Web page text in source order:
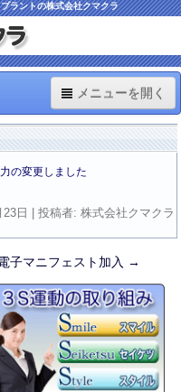
ラントの株式会社クマクラ
メニューを開く
の変更しました
日 投稿者: 株式会社クマクラ
子マニフェスト加入 →